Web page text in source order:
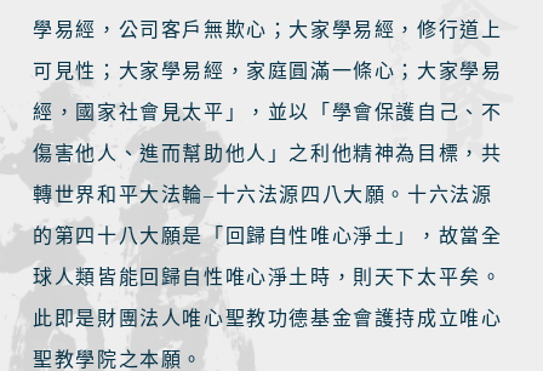
學易經，公司客戶無欺心；大家學易經，修行道上
可見性；大家學易經，家庭圓滿一條心；大家學易
經，國家社會見太平」，並以「學會保護自己、不
傷害他人、進而幫助他人」之利他精神為目標，共
轉世界和平大法輪–十六法源四八大願。十六法源
的第四十八大願是「回歸自性唯心淨土」，故當全
球人類皆能回歸自性唯心淨土時，則天下太平矣。
此即是財團法人唯心聖教功德基金會護持成立唯心
聖教學院之本願。